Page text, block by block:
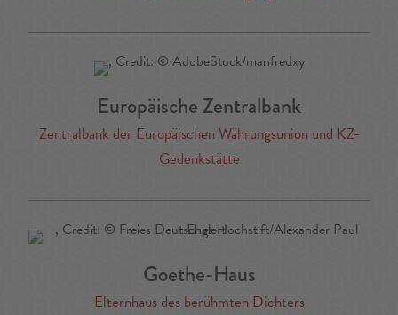
Europäische Zentralbank
Zentralbank der Europäischen Währungsunion und KZ-
Gedenkstätte
Goethe-Haus
Elternhaus des berühmten Dichters